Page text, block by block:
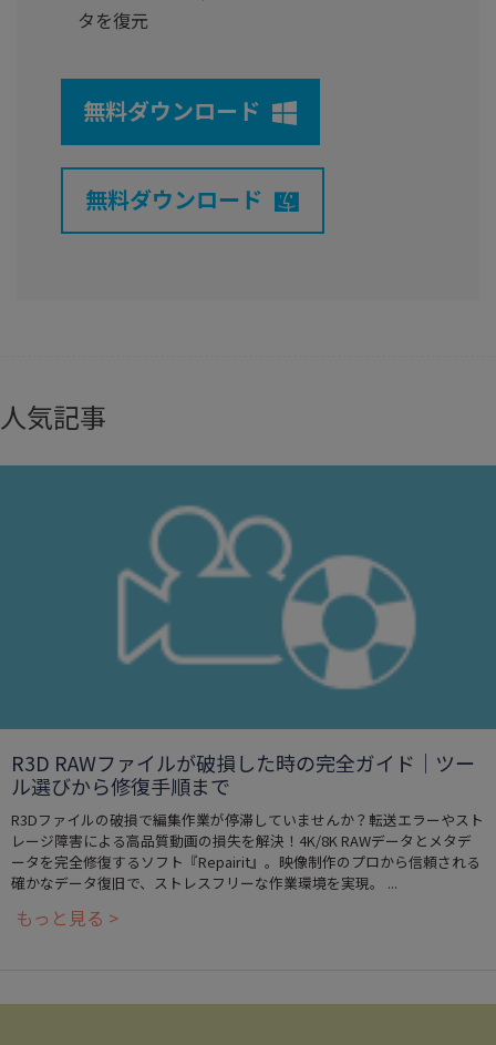
タを復元
無料ダウンロード
無料ダウンロード
人気記事
R3D RAWファイルが破損した時の完全ガイド｜ツー
ル選びから修復手順まで
R3Dファイルの破損で編集作業が停滞していませんか？転送エラーやスト
レージ障害による高品質動画の損失を解決！4K/8K RAWデータとメタデ
ータを完全修復するソフト『Repairit』。映像制作のプロから信頼される
確かなデータ復旧で、ストレスフリーな作業環境を実現。 ...
もっと見る >